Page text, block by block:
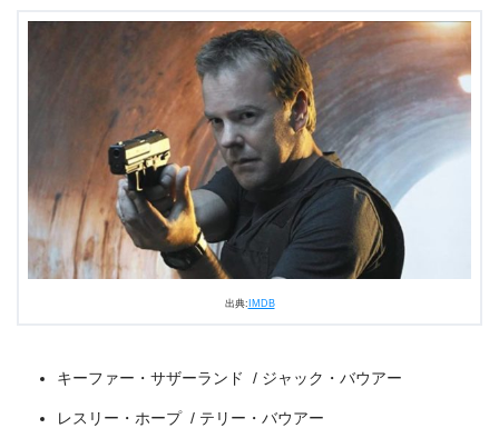
出典:U-NEXT
出典: IMDB
キーファー・サザーランド / ジャック・バウアー
レスリー・ホープ / テリー・バウアー